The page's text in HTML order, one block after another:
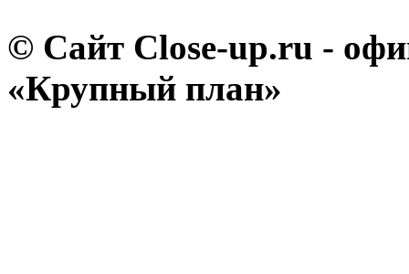
© Сайт Close-up.ru -
«Крупный план»